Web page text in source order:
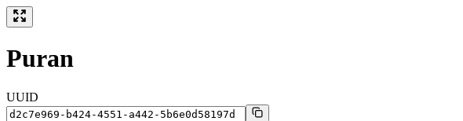
Puran
UUID